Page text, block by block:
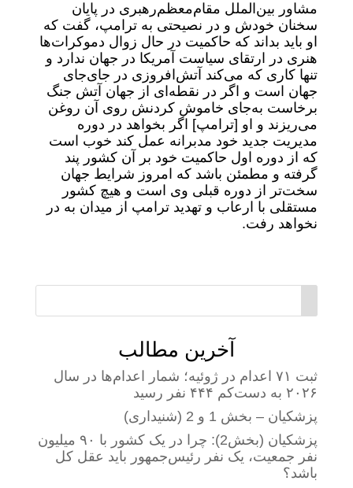
مشاور بین‌الملل مقام‌معظم‌رهبری در پایان
سخنان خودش و در نصیحتی به ترامپ، گفت که
او باید بداند که حاکمیت در حال زوال دموکرات‌ها
هنری در ارتقای سیاست آمریکا در جهان ندارد و
تنها کاری که می‌کند آتش‌افروزی در جای‌جای
جهان است و اگر در نقطه‌ای از جهان آتش جنگ
برخاست به‌جای خاموش کردنش روی آن روغن
می‌ریزند و او [ترامپ] اگر بخواهد در دوره‌
مدیریت جدید خود مدبرانه عمل کند خوب است
که از دوره اول حاکمیت خود بر آن کشور پند
گرفته و مطمئن باشد که امروز شرایط جهان
سخت‌تر از دوره قبلی وی است و هیچ کشور
مستقلی با ارعاب و تهدید ترامپ از میدان به در
نخواهد رفت.
آخرین مطالب
ثبت ۷۱ اعدام در ژوئیه؛ شمار اعدام‌ها در سال
۲۰۲۶ به دست‌کم ۴۴۴ نفر رسید
پزشکیان – بخش 1 و 2 (شنیداری)
پزشکیان (بخش2): چرا در یک کشور با ۹۰ میلیون
نفر جمعیت، یک نفر رئیس‌جمهور باید عقل کل
باشد؟